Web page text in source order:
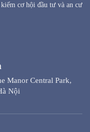
cơ hội đầu tư và an cư
Manor Central Park,
Nội